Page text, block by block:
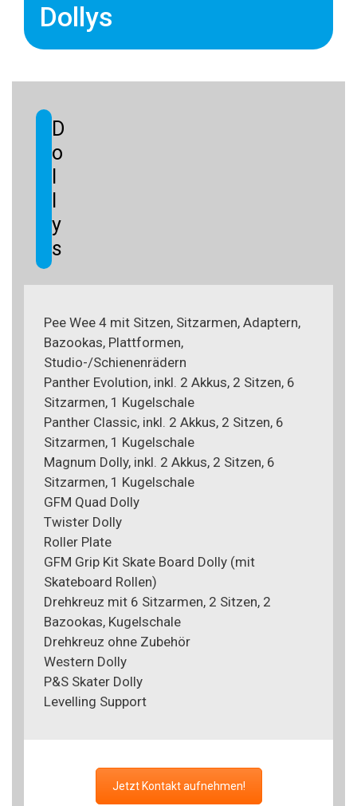
Dollys
D
o
y
s
Pee Wee 4 mit Sitzen, Sitzarmen, Adaptern,
Bazookas, Plattformen,
Studio-/Schienenrädern
Panther Evolution, inkl. 2 Akkus, 2 Sitzen, 6
Sitzarmen, 1 Kugelschale
Panther Classic, inkl. 2 Akkus, 2 Sitzen, 6
Sitzarmen, 1 Kugelschale
Magnum Dolly, inkl. 2 Akkus, 2 Sitzen, 6
Sitzarmen, 1 Kugelschale
GFM Quad Dolly
Twister Dolly
Roller Plate
GFM Grip Kit Skate Board Dolly (mit
Skateboard Rollen)
Drehkreuz mit 6 Sitzarmen, 2 Sitzen, 2
Bazookas, Kugelschale
Drehkreuz ohne Zubehör
Western Dolly
P&S Skater Dolly
Levelling Support
Jetzt Kontakt aufnehmen!